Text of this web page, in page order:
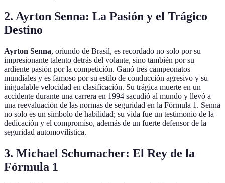
2. Ayrton Senna: La Pasión y el Trágico
Destino
Ayrton Senna, oriundo de Brasil, es recordado no solo por su
impresionante talento detrás del volante, sino también por su
ardiente pasión por la competición. Ganó tres campeonatos
mundiales y es famoso por su estilo de conducción agresivo y su
inigualable velocidad en clasificación. Su trágica muerte en un
accidente durante una carrera en 1994 sacudió al mundo y llevó a
una reevaluación de las normas de seguridad en la Fórmula 1. Senna
no solo es un símbolo de habilidad; su vida fue un testimonio de la
dedicación y el compromiso, además de un fuerte defensor de la
seguridad automovilística.
3. Michael Schumacher: El Rey de la
Fórmula 1